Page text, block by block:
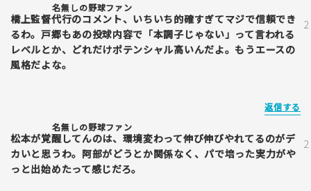
名無しの野球ファン
橋上監督代行のコメント、いちいち的確すぎてマジで信頼でき
るわ。戸郷もあの投球内容で「本調子じゃない」って言われる
レベルとか、どれだけポテンシャル高いんだよ。もうエースの
風格だよな。
返信する
名無しの野球ファン
松本が覚醒してんのは、環境変わって伸び伸びやれてるのがデ
カいと思うわ。阿部がどうとか関係なく、パで培った実力がや
っと出始めたって感じだろ。